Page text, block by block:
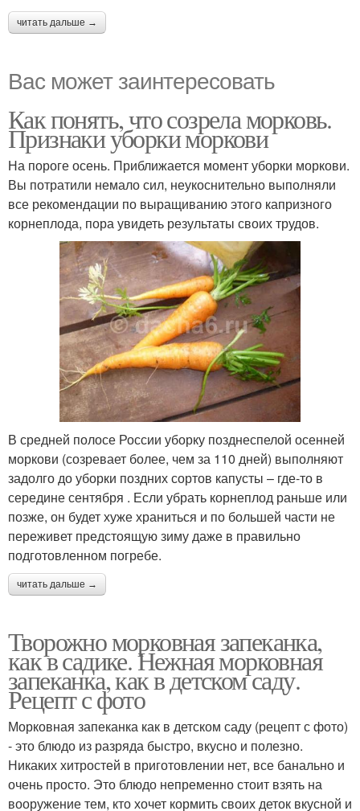
читать дальше →
Вас может заинтересовать
Как понять, что созрела морковь.
Признаки уборки моркови
На пороге осень. Приближается момент уборки моркови.
Вы потратили немало сил, неукоснительно выполняли
все рекомендации по выращиванию этого капризного
корнеплода, пора увидеть результаты своих трудов.
В средней полосе России уборку позднеспелой осенней
моркови (созревает более, чем за 110 дней) выполняют
задолго до уборки поздних сортов капусты – где-то в
середине сентября . Если убрать корнеплод раньше или
позже, он будет хуже храниться и по большей части не
переживет предстоящую зиму даже в правильно
подготовленном погребе.
читать дальше →
Творожно морковная запеканка,
как в садике. Нежная морковная
запеканка, как в детском саду.
Рецепт с фото
Морковная запеканка как в детском саду (рецепт с фото)
- это блюдо из разряда быстро, вкусно и полезно.
Никаких хитростей в приготовлении нет, все банально и
очень просто. Это блюдо непременно стоит взять на
вооружение тем, кто хочет кормить своих деток вкусной и